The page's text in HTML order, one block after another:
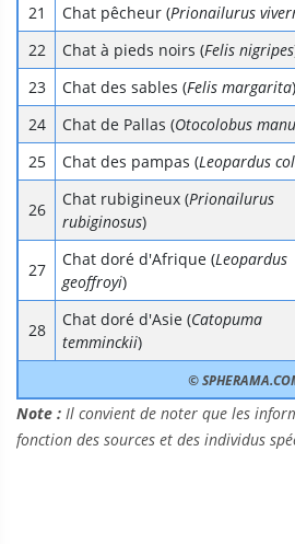
©
Chat pêcheur (Prionailurus
Chat à pieds noirs (Felis nigripes
Chat des sables (Felis margarita)
Chat de Pallas (Otocolobus
Chat des pampas (Leopardus
Chat rubigineux (Prionailurus
rubiginosus)
Chat doré d'Afrique (Leopardus
geoffroyi)
Chat doré d'Asie (Catopuma
temminckii)
Note : Il convient de noter que les
fonction des sources et des individus